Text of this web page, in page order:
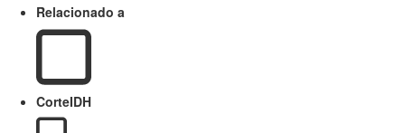
Relacionado a
CorteIDH